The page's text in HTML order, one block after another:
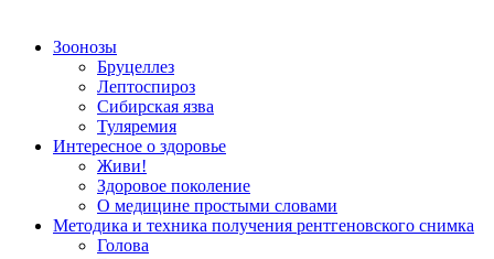
Зоонозы
Бруцеллез
Лептоспироз
Сибирская язва
Туляремия
Интересное о здоровье
Живи!
Здоровое поколение
О медицине простыми словами
Методика и техника получения рентгеновского снимка
Голова